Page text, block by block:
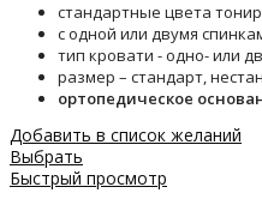
стандартные цвета
с одной или двумя
тип кровати - одно- или
размер – стандарт,
ортопедическое
Добавить в список желаний
Выбрать
Быстрый просмотр